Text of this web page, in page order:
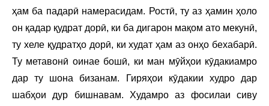
ҳам ба падарӣ намерасидам. Ростӣ, ту аз ҳамин ҳоло
он қадар қудрат дорӣ, ки ба дигарон мақом ато мекунӣ,
ту хеле қудратҳо дорӣ, ки худат ҳам аз онҳо бехабарӣ.
Ту метавонӣ оинае бошӣ, ки ман мӯйҳои кӯдакиамро
дар ту шона бизанам. Гиряҳои кӯдакии худро дар
шабҳои дур бишнавам. Худамро аз фосилаи сиву